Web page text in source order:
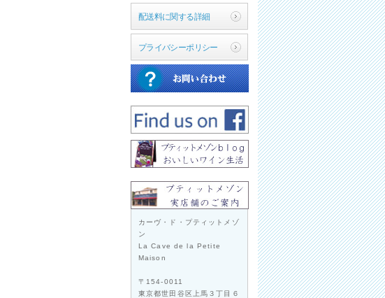
配送料に関する詳細
プライバシーポリシー
カーヴ・ド・プティットメゾ
ン
La Cave de la Petite
Maison
〒154-0011
東京都世田谷区上馬３丁目６